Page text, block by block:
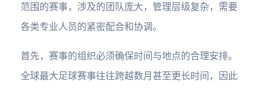
范围的赛事，涉及的团队庞大，管理层级复杂，需要
各类专业人员的紧密配合和协调。
首先，赛事的组织必须确保时间与地点的合理安排。
全球最大足球赛事往往跨越数月甚至更长时间，因此